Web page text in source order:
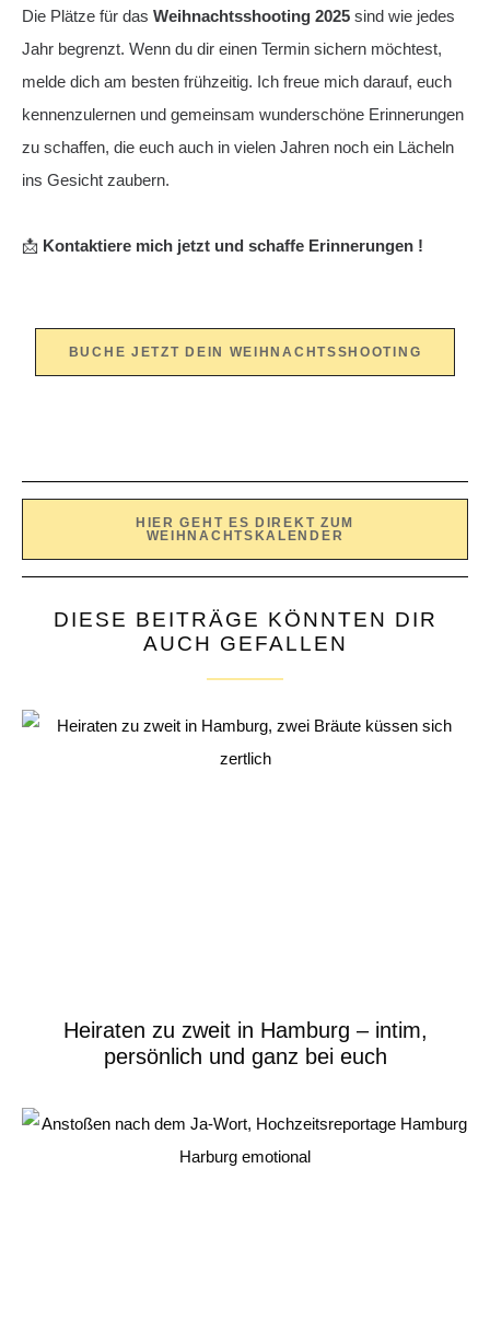
Die Plätze für das Weihnachtsshooting 2025 sind wie jedes
Jahr begrenzt. Wenn du dir einen Termin sichern möchtest,
melde dich am besten frühzeitig. Ich freue mich darauf, euch
kennenzulernen und gemeinsam wunderschöne Erinnerungen
zu schaffen, die euch auch in vielen Jahren noch ein Lächeln
ins Gesicht zaubern.
📩 Kontaktiere mich jetzt und schaffe Erinnerungen !
BUCHE JETZT DEIN WEIHNACHTSSHOOTING
HIER GEHT ES DIREKT ZUM
WEIHNACHTSKALENDER
DIESE BEITRÄGE KÖNNTEN DIR
AUCH GEFALLEN
Heiraten zu zweit in Hamburg – intim,
persönlich und ganz bei euch